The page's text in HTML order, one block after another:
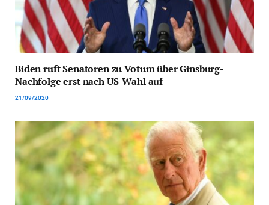
Biden ruft Senatoren zu Votum über Ginsburg-
Nachfolge erst nach US-Wahl auf
21/09/2020